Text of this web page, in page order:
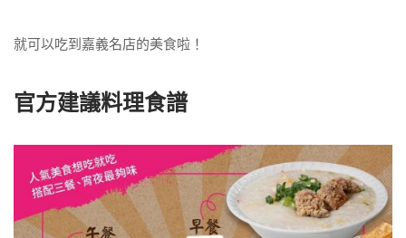
就可以吃到嘉義名店的美食啦！
官方建議料理食譜